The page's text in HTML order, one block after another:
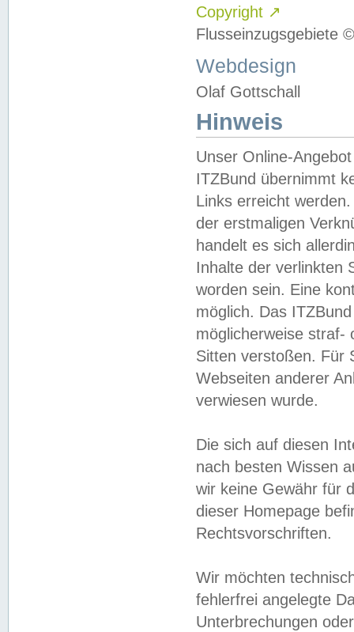
Copyright ↗
Flusseinzugsgebiete
Webdesign
Olaf Gottschall
Hinweis
Unser Online-
ITZBund übernimmt
Links erreicht
der erstmaligen
handelt es sich
Inhalte der verlinkten
worden sein. Eine
möglich. Das
möglicherweise straf-
Sitten verstoßen. Für
Webseiten anderer
verwiesen wurde.
Die sich auf diesen
nach besten Wissen
wir keine Gewähr für
dieser Homepage
Rechtsvorschriften.
Wir möchten
fehlerfrei angelegte
Unterbrechungen